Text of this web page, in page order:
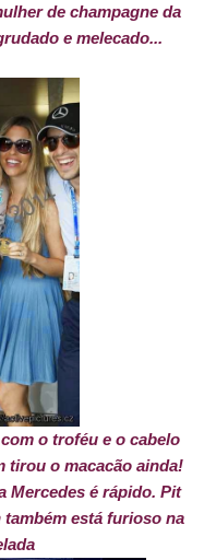
de champagne da
e melecado...
o troféu e o cabelo
tirou o macacão ainda!
Mercedes é rápido. Pit
está furioso na